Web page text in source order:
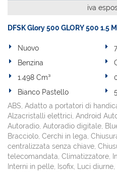
iva
DFSK Glory 500 GLORY 500 1.5
Nuovo
Benzina
1.498 Cm³
Bianco Pastello
ABS, Adatto a portatori di
Alzacristalli elettrici, Android
Autoradio, Autoradio digitale,
Bracciolo, Cerchi in lega,
centralizzata senza chiave,
telecomandata, Climatizzatore,
Interni in pelle, Isofix, Luci